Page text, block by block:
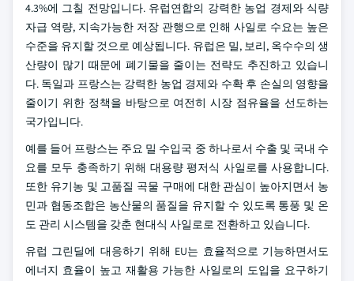
4.3%에 그칠 전망입니다. 유럽연합의 강력한 농업 경제와 식량
자급 역량, 지속가능한 저장 관행으로 인해 사일로 수요는 높은
수준을 유지할 것으로 예상됩니다. 유럽은 밀, 보리, 옥수수의 생
산량이 많기 때문에 폐기물을 줄이는 전략도 추진하고 있습니
다. 독일과 프랑스는 강력한 농업 경제와 수확 후 손실의 영향을
줄이기 위한 정책을 바탕으로 여전히 시장 점유율을 선도하는
국가입니다.
예를 들어 프랑스는 주요 밀 수입국 중 하나로서 수출 및 국내 수
요를 모두 충족하기 위해 대용량 평저식 사일로를 사용합니다.
또한 유기농 및 고품질 곡물 구매에 대한 관심이 높아지면서 농
민과 협동조합은 농산물의 품질을 유지할 수 있도록 통풍 및 온
도 관리 시스템을 갖춘 현대식 사일로로 전환하고 있습니다.
유럽 그린딜에 대응하기 위해 EU는 효율적으로 기능하면서도
에너지 효율이 높고 재활용 가능한 사일로의 도입을 요구하기